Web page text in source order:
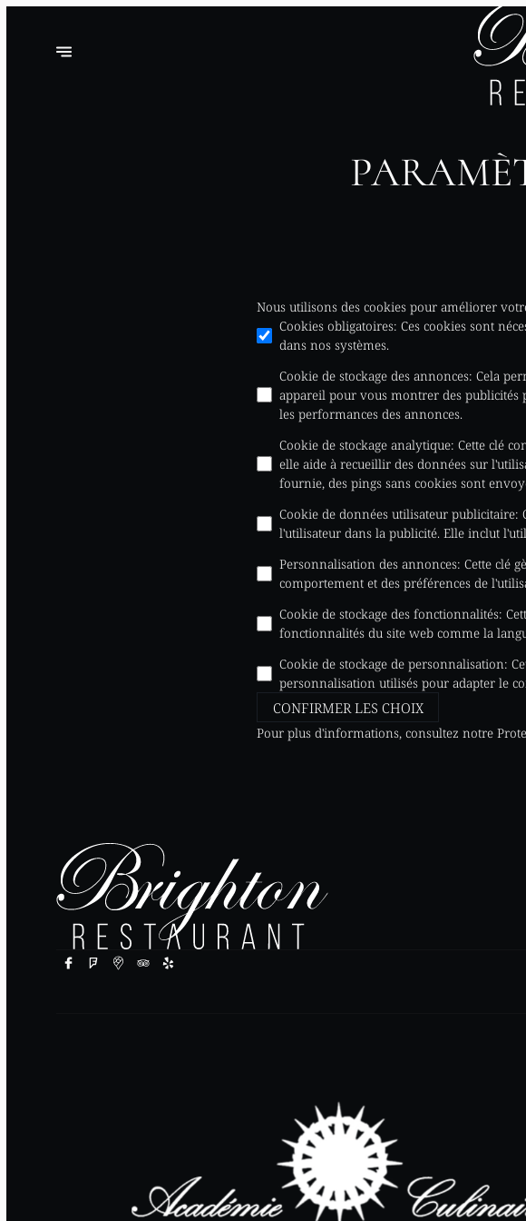
Nous utilisons des cookies pour améliorer
Cookies obligatoires: Ces cookies sont
dans nos systèmes.
Cookie de stockage des annonces: Cela
appareil pour vous montrer des
les performances des annonces.
Cookie de stockage analytique: Cette clé
elle aide à recueillir des données sur
fournie, des pings sans cookies sont
Cookie de données utilisateur publicitaire:
l'utilisateur dans la publicité. Elle inclut
Personnalisation des annonces: Cette clé
comportement et des préférences de
Cookie de stockage des fonctionnalités:
fonctionnalités du site web comme la
Cookie de stockage de personnalisation:
personnalisation utilisés pour adapter le
CONFIRMER LES CHOIX
Pour plus d'informations, consultez notre